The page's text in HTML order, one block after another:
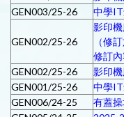
GEN003/25-26
中學IT
GEN002/25-26
影印
（修
修訂內
GEN002/25-26
影印
GEN001/25-26
中學IT
GEN006/24-25
有蓋